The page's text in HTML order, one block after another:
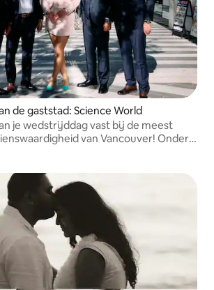
de gaststad: Science World
je wedstrijddag vast bij de meest
van Vancouver! Onder
de hele wereld.